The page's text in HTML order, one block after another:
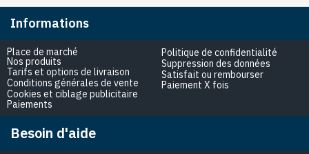
Informations
Place de marché
Nos produits
Tarifs et options de livraison
Conditions générales de vente
Cookies et ciblage publicitaire
Paiements
Politique de confidentialité
Suppression des données
Satisfait ou rembourser
Paiement X fois
Besoin d'aide